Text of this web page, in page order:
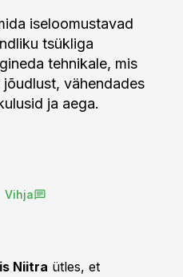
iseloomustavad
tsükliga
tehnikale, mis
vähendades
ja aega.
Vihja
Niitra ütles, et